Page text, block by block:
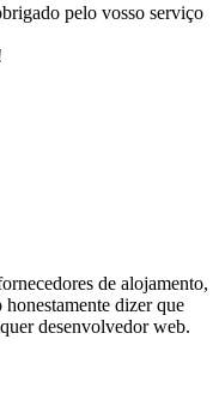
pelo vosso serviço
de alojamento,
dizer que
desenvolvedor web.